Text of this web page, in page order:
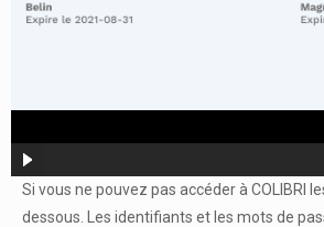
Si vous ne pouvez pas accéder à COLIBRI
dessous. Les identifiants et les mots de